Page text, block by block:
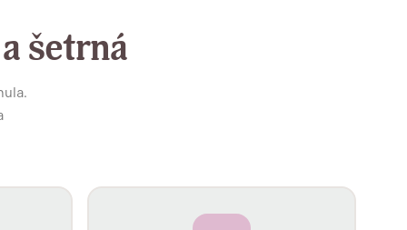
šetrná